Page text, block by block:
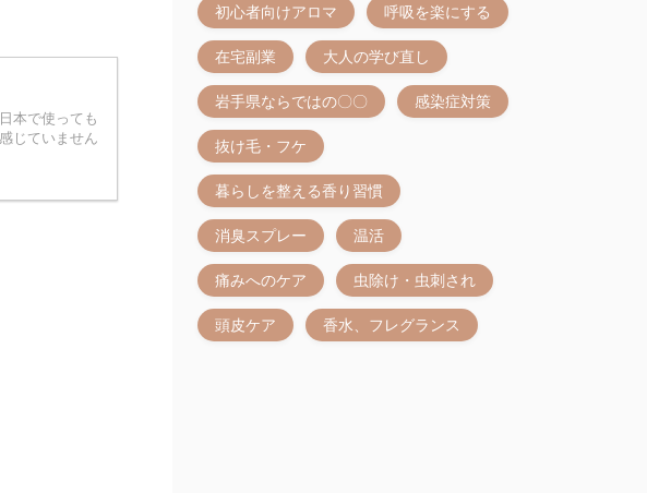
本で使っても
じていません
初心者向けアロマ 呼吸を楽にする
在宅副業 大人の学び直し
岩手県ならではの〇〇 感染症対策
抜け毛・フケ
暮らしを整える香り習慣
消臭スプレー 温活
痛みへのケア 虫除け・虫刺され
頭皮ケア 香水、フレグランス